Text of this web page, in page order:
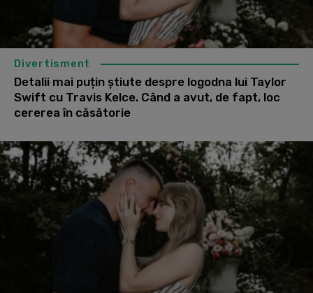
Divertisment
Detalii mai puțin știute despre logodna lui Taylor
Swift cu Travis Kelce. Când a avut, de fapt, loc
cererea în căsătorie